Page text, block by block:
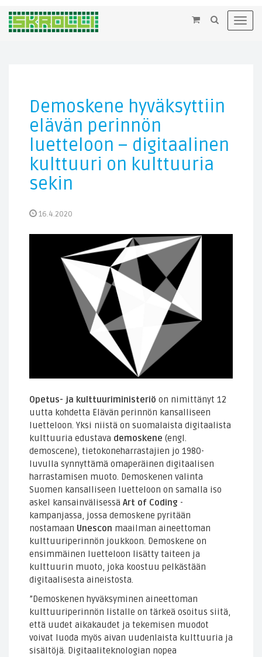
×
Demoskene hyväksyttiin
elävän perinnön
luetteloon – digitaalinen
kulttuuri on kulttuuria
sekin
16.4.2020
Opetus- ja kulttuuriministeriö on nimittänyt 12
uutta kohdetta Elävän perinnön kansalliseen
luetteloon. Yksi niistä on suomalaista digitaalista
kulttuuria edustava demoskene (engl.
demoscene), tietokoneharrastajien jo 1980-
luvulla synnyttämä omaperäinen digitaalisen
harrastamisen muoto. Demoskenen valinta
Suomen kansalliseen luetteloon on samalla iso
askel kansainvälisessä Art of Coding -
kampanjassa, jossa demoskene pyritään
nostamaan Unescon maailman aineettoman
kulttuuriperinnön joukkoon. Demoskene on
ensimmäinen luetteloon lisätty taiteen ja
kulttuurin muoto, joka koostuu pelkästään
digitaalisesta aineistosta.
”Demoskenen hyväksyminen aineettoman
kulttuuriperinnön listalle on tärkeä osoitus siitä,
että uudet aikakaudet ja tekemisen muodot
voivat luoda myös aivan uudenlaista kulttuuria ja
sisältöjä. Digitaaliteknologian nopea